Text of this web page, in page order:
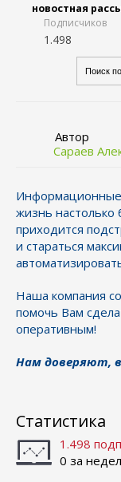
новостная
Подписчиков
1.498
Автор
Сараев
Информационные
жизнь настолько
приходится
и стараться
Наша компания
помочь Вам
оперативным!
Нам доверяют,
Статистика
1.498
0 за